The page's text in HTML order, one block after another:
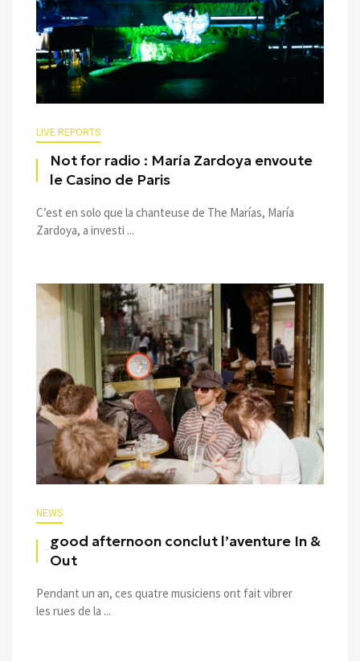
LIVE REPORTS
Not for radio : María Zardoya envoute
le Casino de Paris
C’est en solo que la chanteuse de The Marías, María
Zardoya, a investi ...
NEWS
good afternoon conclut l’aventure In &
Out
Pendant un an, ces quatre musiciens ont fait vibrer
les rues de la ...